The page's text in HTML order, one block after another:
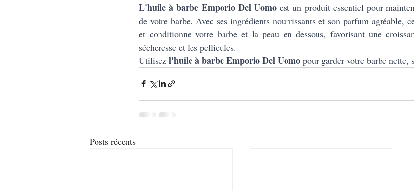
L'huile à barbe Emporio Del Uomo est un produit essentiel pour
de votre barbe. Avec ses ingrédients nourrissants et son parfum agréable,
et conditionne votre barbe et la peau en dessous, favorisant une
sécheresse et les pellicules.
Utilisez l'huile à barbe Emporio Del Uomo pour garder votre barbe nette,
Posts récents